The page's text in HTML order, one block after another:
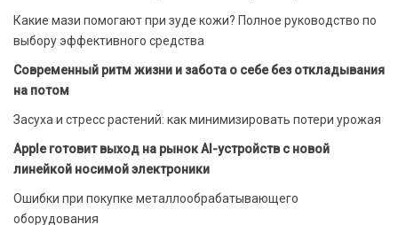
Какие мази помогают при зуде кожи? Полное руководство по
выбору эффективного средства
Современный ритм жизни и забота о себе без откладывания
на потом
Засуха и стресс растений: как минимизировать потери урожая
Apple готовит выход на рынок AI-устройств с новой
линейкой носимой электроники
Ошибки при покупке металлообрабатывающего
оборудования